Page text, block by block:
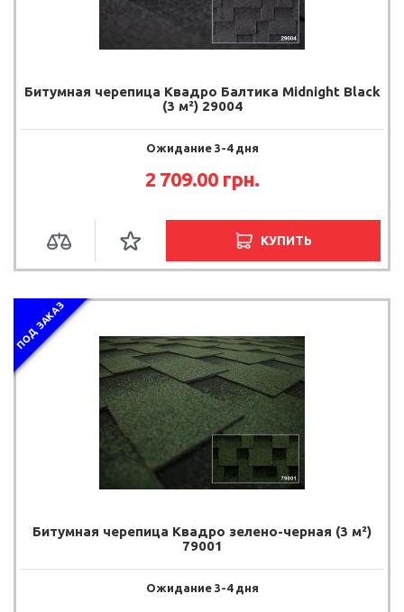
Битумная черепица Квадро Балтика Midnight Black
(3 м²) 29004
Ожидание 3-4 дня
2 709.00 грн.
КУПИТЬ
ПОД ЗАКАЗ
Битумная черепица Квадро зелено-черная (3 м²)
79001
Ожидание 3-4 дня